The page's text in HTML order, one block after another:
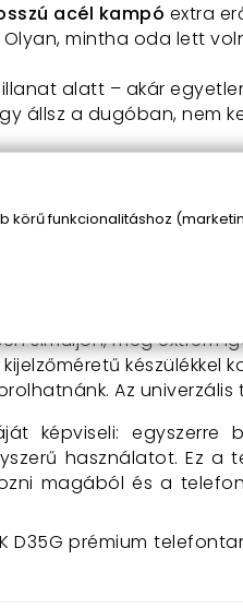
acél kampó extra
mintha oda lett
alatt – akár
állsz a dugóban, nem
GPS-ként,
környezetbarát
modern stílusával
simuljon, még extrém
készülékkel
Az
képviseli: egyszerre
használatot. Ez
magából és a
prémium
funkcionalitáshoz